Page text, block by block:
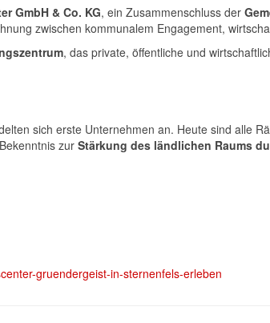
GmbH & Co. KG, ein Zusammenschluss der
zwischen kommunalem Engagement,
, das private, öffentliche und
sich erste Unternehmen an. Heute sind alle
zur Stärkung des ländlichen Raums
gruendergeist-in-sternenfels-erleben